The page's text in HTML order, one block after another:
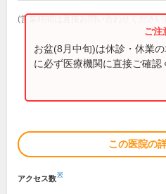
(営業時間は直接お問い合わせください)
お盆(8月中旬)は休診・休業
に必ず医療機関に直接ご確認
この医院の
アクセス数※